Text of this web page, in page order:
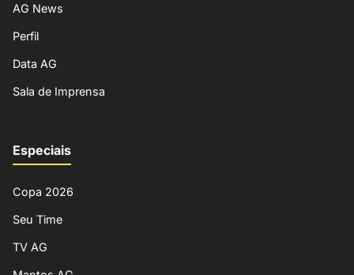
AG News
Perfil
Data AG
Sala de Imprensa
Especiais
Copa 2026
Seu Time
TV AG